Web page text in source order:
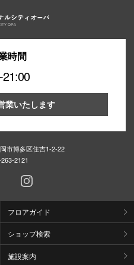
時間
21:00
業いたします
市博多区住吉1-2-22
2121
フロアガイド
ショップ検索
施設案内